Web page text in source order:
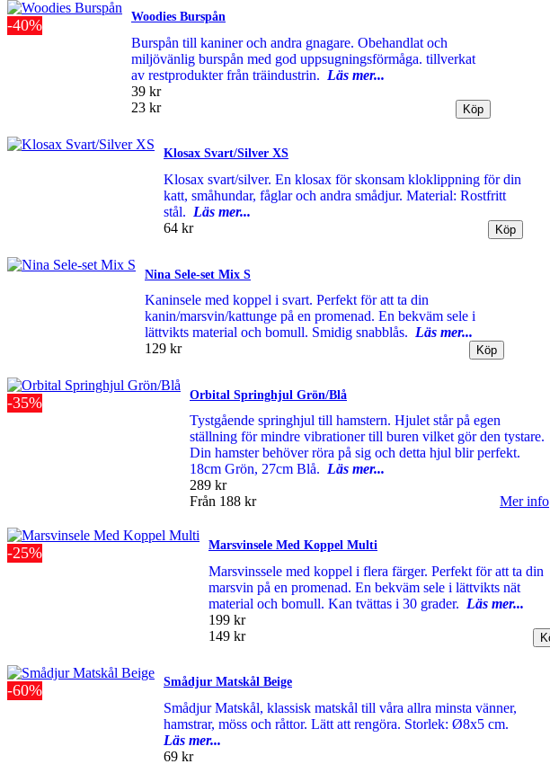
-40% Woodies Burspån
Burspån till kaniner och andra gnagare. Obehandlat och
miljövänlig burspån med god uppsugningsförmåga. tillverkat
av restprodukter från träindustrin. Läs mer...
39 kr
23 kr
Klosax Svart/Silver XS
Klosax svart/silver. En klosax för skonsam kloklippning för din
katt, småhundar, fåglar och andra smådjur. Material: Rostfritt
stål. Läs mer...
64 kr
Nina Sele-set Mix S
Kaninsele med koppel i svart. Perfekt för att ta din
kanin/marsvin/kattunge på en promenad. En bekväm sele i
lättvikts material och bomull. Smidig snabblås. Läs mer...
129 kr
-35% Orbital Springhjul Grön/Blå
Tystgående springhjul till hamstern. Hjulet står på egen
ställning för mindre vibrationer till buren vilket gör den tystare.
Din hamster behöver röra på sig och detta hjul blir perfekt.
18cm Grön, 27cm Blå. Läs mer...
289 kr
Från 188 kr Mer info
-25% Marsvinsele Med Koppel Multi
Marsvinssele med koppel i flera färger. Perfekt för att ta din
marsvin på en promenad. En bekväm sele i lättvikts nät
material och bomull. Kan tvättas i 30 grader. Läs mer...
199 kr
149 kr
-60% Smådjur Matskål Beige
Smådjur Matskål, klassisk matskål till våra allra minsta vänner,
hamstrar, möss och råttor. Lätt att rengöra. Storlek: Ø8x5 cm.
Läs mer...
69 kr